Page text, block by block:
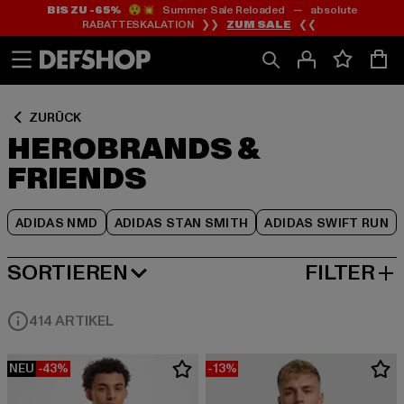
Zum
Inhalt
springen
Zum
Fußzeile
springen
BIS ZU -65%😲💥 Summer Sale Reloaded — absolute
RABATTESKALATION ❯❯ ZUM SALE ❮❮
ZURÜCK
HEROBRANDS &
FRIENDS
ADIDAS NMD ADIDAS STAN SMITH ADIDAS SWIFT RUN
Zum
Produktraster
springen
SORTIEREN
NEUESTE FILTER
414 ARTIKEL
NEU -43% -13%